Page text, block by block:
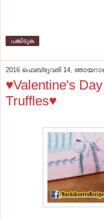
പങ്കിടുക
2016 ഫെബ്രുവരി 14,
♥Valentine's
Truffles♥